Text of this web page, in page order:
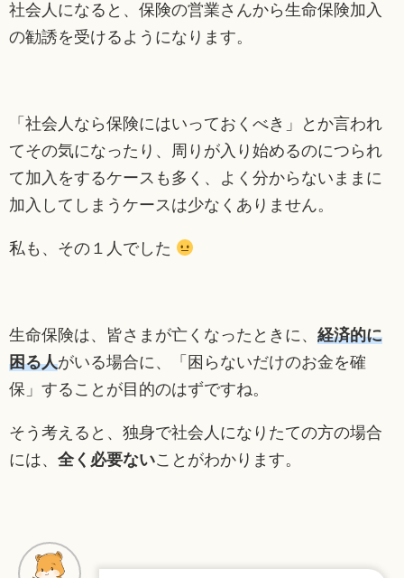
社会人になると、保険の営業さんから生命保険加入
の勧誘を受けるようになります。
「社会人なら保険にはいっておくべき」とか言われ
てその気になったり、周りが入り始めるのにつられ
て加入をするケースも多く、よく分からないままに
加入してしまうケースは少なくありません。
私も、その１人でした
生命保険は、皆さまが亡くなったときに、 経済的に
困る人がいる場合に、「困らないだけのお金を確
保」することが目的のはずですね。
そう考えると、独身で社会人になりたての方の場合
には、 全く必要ないことがわかります。